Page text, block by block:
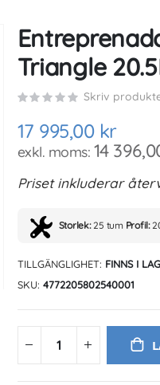
Triangle
Skriv
17 995,00 kr
14
Priset inkluderar
Storlek:25 tum Profil:
TILLGÄNGLIGHET: FINNS I
SKU 4772205802540001